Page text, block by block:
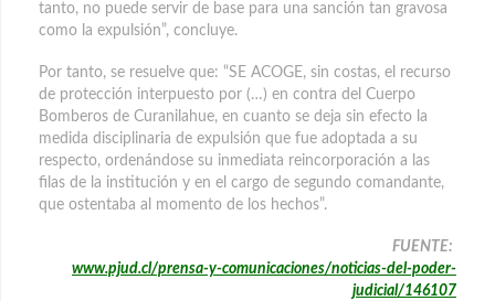
tanto, no puede servir de base para una sanción tan gravosa
como la expulsión”, concluye.
Por tanto, se resuelve que: “SE ACOGE, sin costas, el recurso
de protección interpuesto por (…) en contra del Cuerpo
Bomberos de Curanilahue, en cuanto se deja sin efecto la
medida disciplinaria de expulsión que fue adoptada a su
respecto, ordenándose su inmediata reincorporación a las
filas de la institución y en el cargo de segundo comandante,
que ostentaba al momento de los hechos”.
FUENTE:
www.pjud.cl/prensa-y-comunicaciones/noticias-del-poder-
judicial/146107